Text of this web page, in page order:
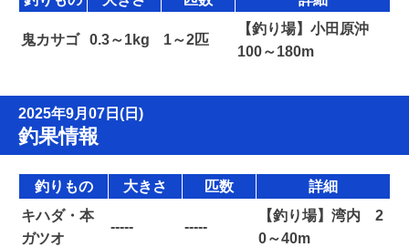
鬼カサゴ 0.3～1kg 1～2匹
【釣り場】小田原沖
100～180m
2025年9月07日(日)
釣果情報
釣りもの 大きさ 匹数
詳細
キハダ・本
ガツオ
----- -----
【釣り場】湾内 2
0～40m